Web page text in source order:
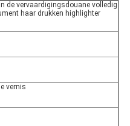
de vervaardigingsdouane volledig
haar drukken highlighter
vernis